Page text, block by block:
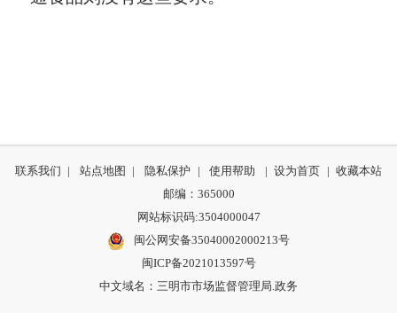
联系我们 | 站点地图 | 隐私保护 | 使用帮助 | 设为首页 | 收藏本站
邮编：365000
网站标识码:3504000047
闽公网安备35040002000213号
闽ICP备2021013597号
中文域名：三明市市场监督管理局.政务